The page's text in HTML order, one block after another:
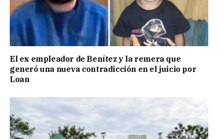
El ex empleador de Benítez y la remera que
generó una nueva contradicción en el juicio por
Loan